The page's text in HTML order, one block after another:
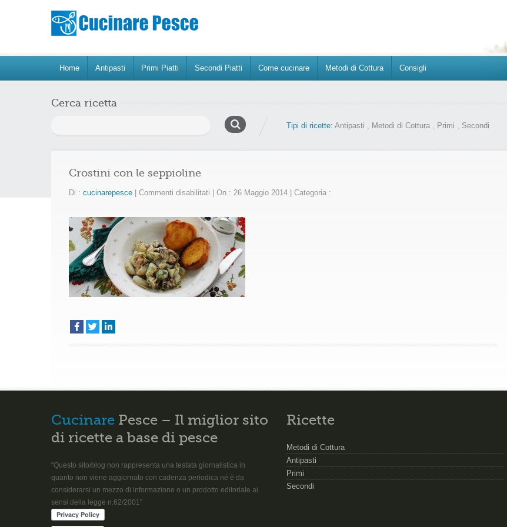
Home Antipasti Primi Piatti Secondi Piatti Come cucinare Metodi di Cottura
Consigli
Cerca ricetta
Tipi di ricette: Antipasti , Metodi di Cottura , Primi , Secondi
Crostini con le seppioline
Di : cucinarepesce Commenti disabilitati su
con
le
seppioline
On : 26 Maggio 2014 Categoria :
Cucinare Pesce – Il miglior sito
di ricette a base di pesce
“Questo sito/blog non rappresenta una testata giornalistica in
quanto non viene aggiornato con cadenza periodica né è da
considerarsi un mezzo di informazione o un prodotto editoriale ai
sensi della legge n.62/2001”
Ricette
Metodi di Cottura
Antipasti
Primi
Secondi